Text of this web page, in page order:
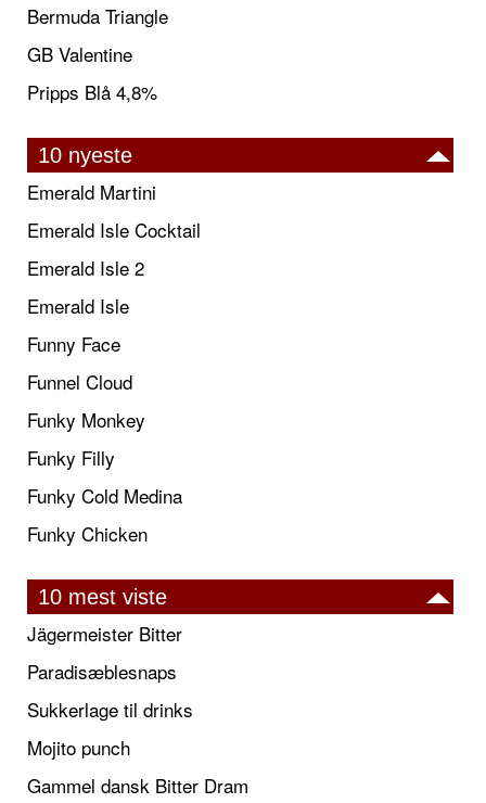
Bermuda Triangle
GB Valentine
Pripps Blå 4,8%
10 nyeste
Emerald Martini
Emerald Isle Cocktail
Emerald Isle 2
Emerald Isle
Funny Face
Funnel Cloud
Funky Monkey
Funky Filly
Funky Cold Medina
Funky Chicken
10 mest viste
Jägermeister Bitter
Paradisæblesnaps
Sukkerlage til drinks
Mojito punch
Gammel dansk Bitter Dram